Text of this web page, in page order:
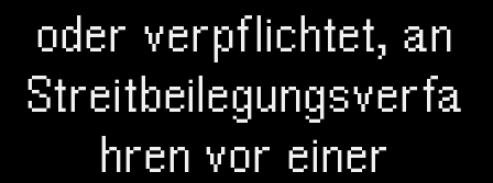
oder verpflichtet, an
Streitbeilegungsverfa
hren vor einer